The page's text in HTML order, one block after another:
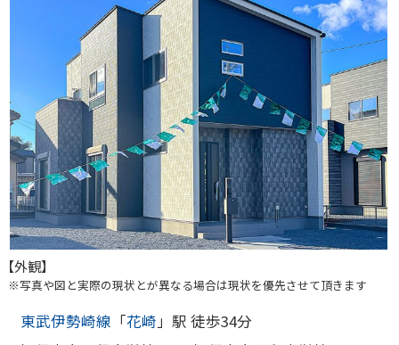
【外観】
※写真や図と実際の現状とが異なる場合は現状を優先させて頂きます
東武伊勢崎線 「花崎」駅 徒歩34分